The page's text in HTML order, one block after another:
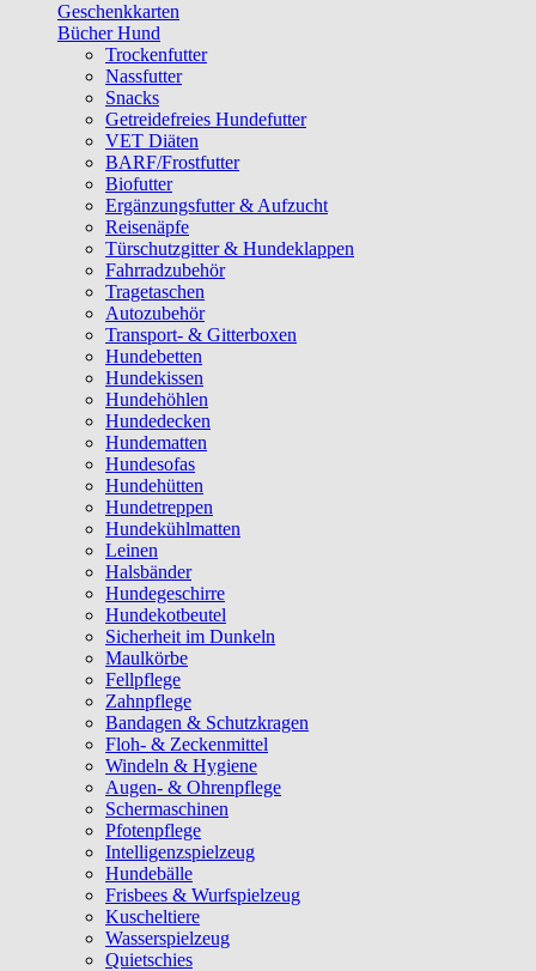
Geschenkkarten
Bücher Hund
Trockenfutter
Nassfutter
Snacks
Getreidefreies Hundefutter
VET Diäten
BARF/Frostfutter
Biofutter
Ergänzungsfutter & Aufzucht
Reisenäpfe
Türschutzgitter & Hundeklappen
Fahrradzubehör
Tragetaschen
Autozubehör
Transport- & Gitterboxen
Hundebetten
Hundekissen
Hundehöhlen
Hundedecken
Hundematten
Hundesofas
Hundehütten
Hundetreppen
Hundekühlmatten
Leinen
Halsbänder
Hundegeschirre
Hundekotbeutel
Sicherheit im Dunkeln
Maulkörbe
Fellpflege
Zahnpflege
Bandagen & Schutzkragen
Floh- & Zeckenmittel
Windeln & Hygiene
Augen- & Ohrenpflege
Schermaschinen
Pfotenpflege
Intelligenzspielzeug
Hundebälle
Frisbees & Wurfspielzeug
Kuscheltiere
Wasserspielzeug
Quietschies